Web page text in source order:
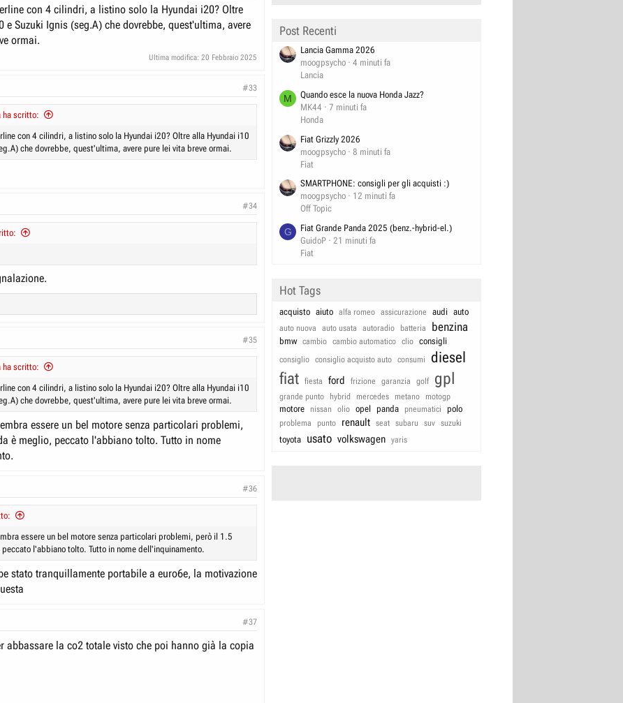
con 4 cilindri, a listino solo la Hyundai i20? Oltre
e Suzuki Ignis (seg.A) che dovrebbe, quest'ultima, avere
ormai.
Ultima modifica: 20 Febbraio 2025
#33
ha scritto:
con 4 cilindri, a listino solo la Hyundai i20? Oltre alla Hyundai i10
che dovrebbe, quest'ultima, avere pure lei vita breve ormai.
#34
#35
ha scritto:
con 4 cilindri, a listino solo la Hyundai i20? Oltre alla Hyundai i10
che dovrebbe, quest'ultima, avere pure lei vita breve ormai.
essere un bel motore senza particolari problemi,
è meglio, peccato l'abbiano tolto. Tutto in nome
#36
essere un bel motore senza particolari problemi, però il 1.5
l'abbiano tolto. Tutto in nome dell'inquinamento.
stato tranquillamente portabile a euro6e, la motivazione
#37
abbassare la co2 totale visto che poi hanno già la copia
Post Recenti
Lancia Gamma 2026
moogpsycho
4 minuti fa
Lancia
M
Quando esce la nuova Honda Jazz?
MK44
7 minuti fa
Honda
Fiat Grizzly 2026
moogpsycho
8 minuti fa
Fiat
SMARTPHONE: consigli per gli acquisti :)
moogpsycho
12 minuti fa
Off Topic
G
Fiat Grande Panda 2025 (benz.-hybrid-el.)
GuidoP
21 minuti fa
Fiat
Hot Tags
acquisto aiuto alfa romeo assicurazione audi auto
auto nuova auto usata autoradio batteria benzina
bmw cambio cambio automatico clio consigli
consiglio consiglio acquisto auto consumi diesel
fiat fiesta ford frizione garanzia golf gpl
grande punto hybrid mercedes metano motogp
motore nissan olio opel panda pneumatici polo
problema punto renault seat subaru suv suzuki
toyota usato volkswagen yaris